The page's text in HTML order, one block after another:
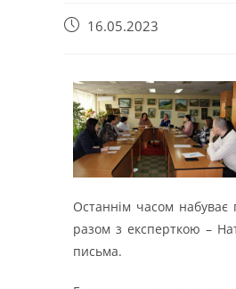
16.05.2023
Останнім часом набуває
разом з експерткою –
письма.